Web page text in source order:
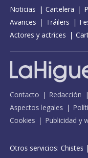
Noticias Cartelera
Avances
Tráilers
Actores y actrices
Contacto Redacción
Aspectos legales
Cookies
Publicidad y
Otros servicios: Chistes |